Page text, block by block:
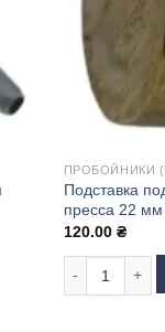
пресса 3 мм
ПРОБОЙНИКИ
Подставка
пресса 22 мм
120.00 ₴
Количество